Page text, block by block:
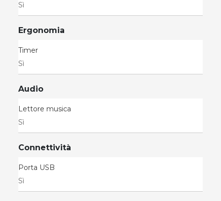
Sì
Ergonomia
Timer
Sì
Audio
Lettore musica
Sì
Connettività
Porta USB
Sì